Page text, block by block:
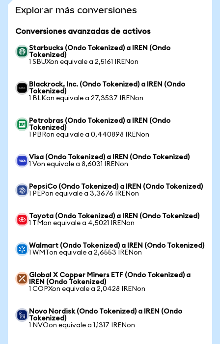
Explorar más conversiones
Conversiones avanzadas de activos
Starbucks (Ondo Tokenized) a IREN (Ondo
Tokenized)
1 SBUXon equivale a 2,5161 IRENon
Blackrock, Inc. (Ondo Tokenized) a IREN (Ondo
Tokenized)
1 BLKon equivale a 27,3537 IRENon
Petrobras (Ondo Tokenized) a IREN (Ondo
Tokenized)
1 PBRon equivale a 0,440898 IRENon
Visa (Ondo Tokenized) a IREN (Ondo Tokenized)
1 Von equivale a 8,6031 IRENon
PepsiCo (Ondo Tokenized) a IREN (Ondo Tokenized)
1 PEPon equivale a 3,3676 IRENon
Toyota (Ondo Tokenized) a IREN (Ondo Tokenized)
1 TMon equivale a 4,5021 IRENon
Walmart (Ondo Tokenized) a IREN (Ondo Tokenized)
1 WMTon equivale a 2,6553 IRENon
Global X Copper Miners ETF (Ondo Tokenized) a
IREN (Ondo Tokenized)
1 COPXon equivale a 2,0428 IRENon
Novo Nordisk (Ondo Tokenized) a IREN (Ondo
Tokenized)
1 NVOon equivale a 1,1317 IRENon